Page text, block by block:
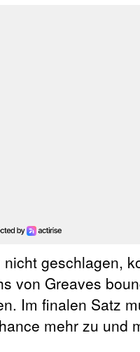
geschlagen,
von Greaves
Im finalen Satz
mehr zu und